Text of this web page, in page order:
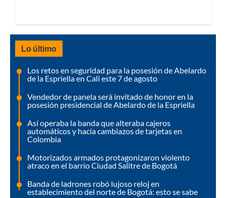
Lo último
Los retos en seguridad para la posesión de Abelardo
de la Espriella en Cali este 7 de agosto
Vendedor de panela será invitado de honor en la
posesión presidencial de Abelardo de la Espriella
Así operaba la banda que alteraba cajeros
automáticos y hacía cambiazos de tarjetas en
Colombia
Motorizados armados protagonizaron violento
atraco en el barrio Ciudad Salitre de Bogotá
Banda de ladrones robó lujoso reloj en
establecimiento del norte de Bogotá: esto se sabe